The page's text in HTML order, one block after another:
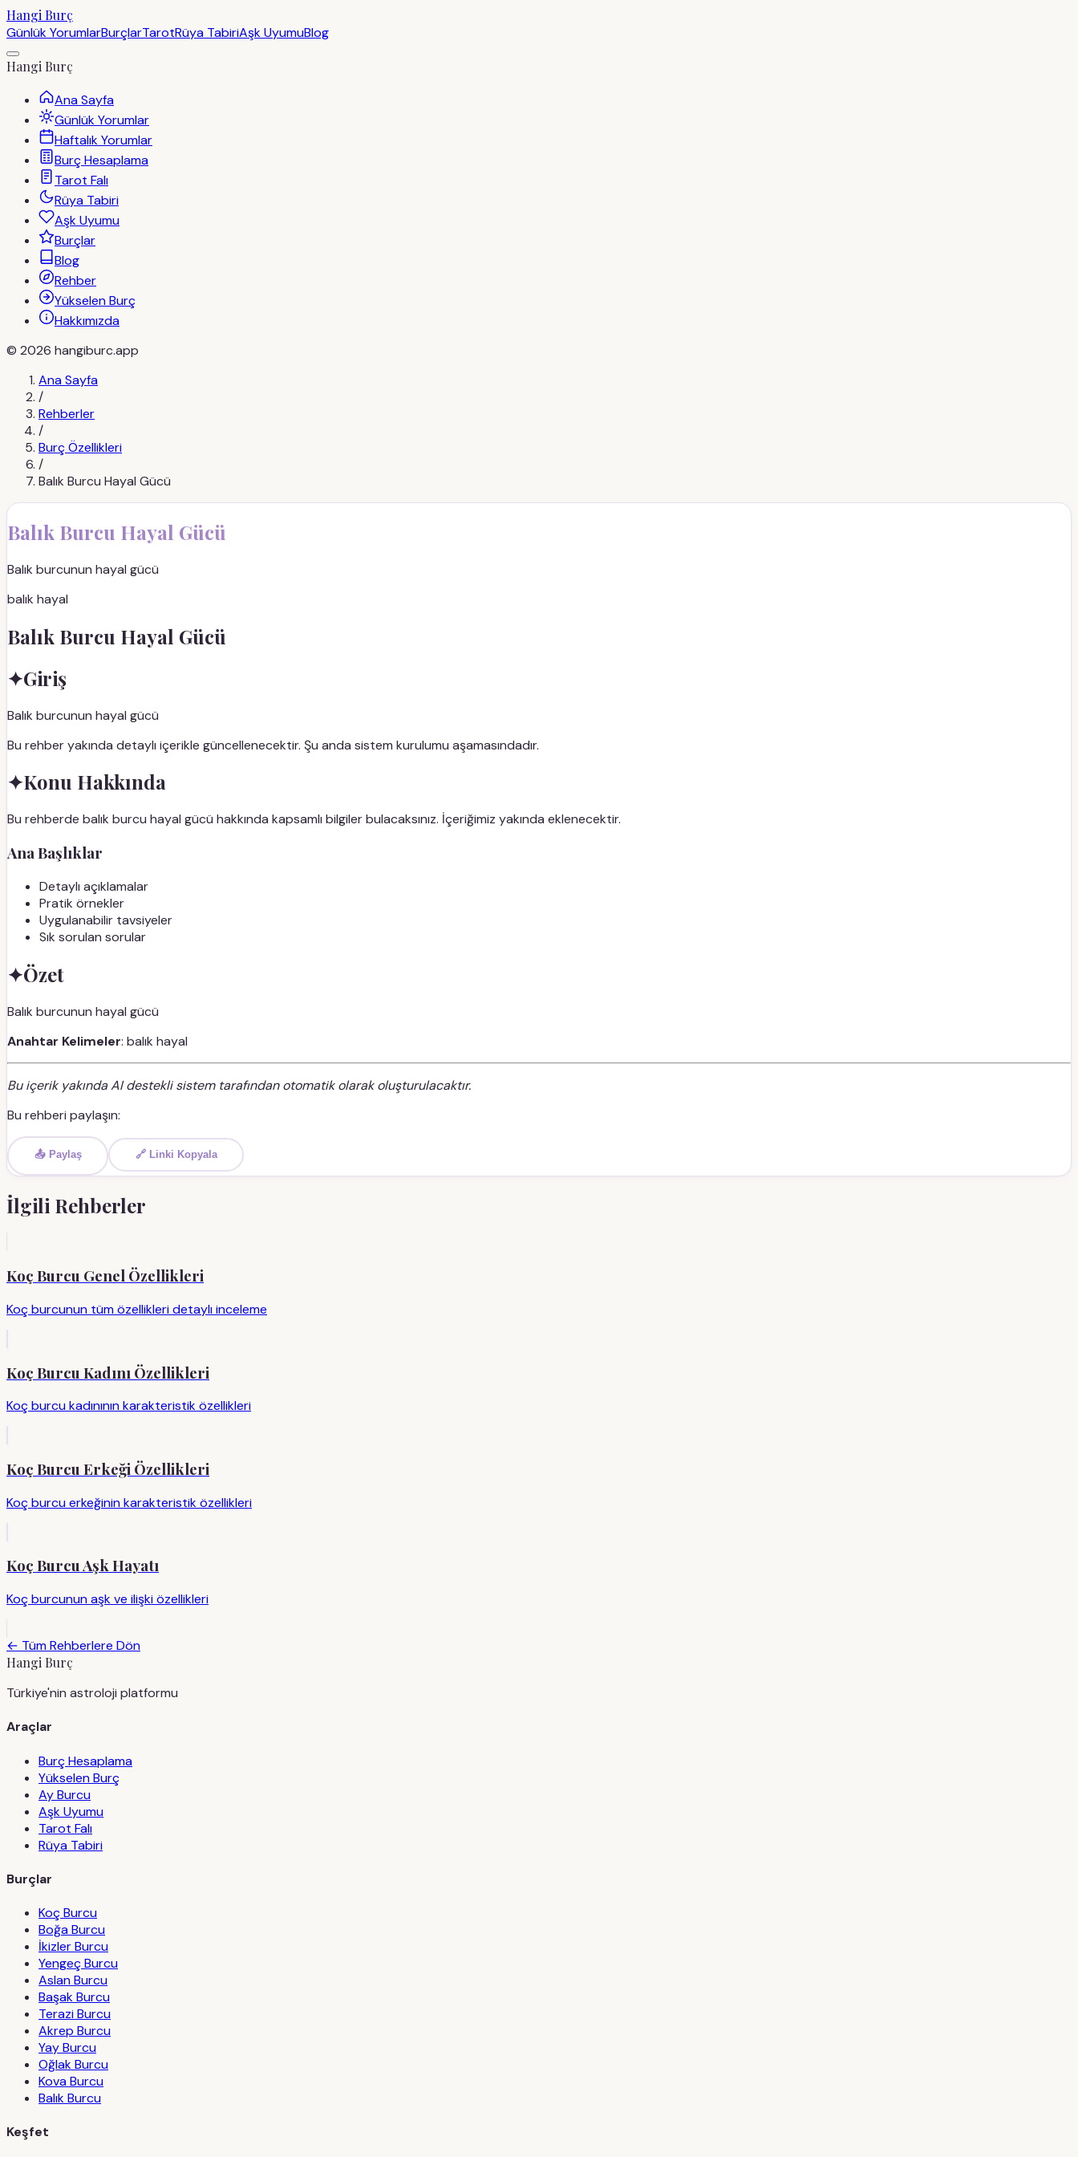
Hangi Burç
Günlük YorumlarBurçlarTarotRüya TabiriAşk UyumuBlog
Hangi Burç
Ana Sayfa
Günlük Yorumlar
Haftalık Yorumlar
Burç Hesaplama
Tarot Falı
Rüya Tabiri
Aşk Uyumu
Burçlar
Blog
Rehber
Yükselen Burç
Hakkımızda
© 2026 hangiburc.app
Ana Sayfa
/
Rehberler
/
Burç Özellikleri
/
Balık Burcu Hayal Gücü
Balık Burcu Hayal Gücü
Balık burcunun hayal gücü
balık hayal
Balık Burcu Hayal Gücü
✦Giriş
Balık burcunun hayal gücü
Bu rehber yakında detaylı içerikle güncellenecektir. Şu anda sistem kurulumu aşamasındadır.
✦Konu Hakkında
Bu rehberde balık burcu hayal gücü hakkında kapsamlı bilgiler bulacaksınız. İçeriğimiz yakında eklenecektir.
Ana Başlıklar
Detaylı açıklamalar
Pratik örnekler
Uygulanabilir tavsiyeler
Sık sorulan sorular
✦Özet
Balık burcunun hayal gücü
Anahtar Kelimeler: balık hayal
Bu içerik yakında AI destekli sistem tarafından otomatik olarak oluşturulacaktır.
Bu rehberi paylaşın:
📤 Paylaş 🔗 Linki Kopyala
İlgili Rehberler
Koç Burcu Genel Özellikleri
Koç burcunun tüm özellikleri detaylı inceleme
Koç Burcu Kadını Özellikleri
Koç burcu kadınının karakteristik özellikleri
Koç Burcu Erkeği Özellikleri
Koç burcu erkeğinin karakteristik özellikleri
Koç Burcu Aşk Hayatı
Koç burcunun aşk ve ilişki özellikleri
← Tüm Rehberlere Dön
Hangi Burç
Türkiye'nin astroloji platformu
Araçlar
Burç Hesaplama
Yükselen Burç
Ay Burcu
Aşk Uyumu
Tarot Falı
Rüya Tabiri
Burçlar
Koç Burcu
Boğa Burcu
İkizler Burcu
Yengeç Burcu
Aslan Burcu
Başak Burcu
Terazi Burcu
Akrep Burcu
Yay Burcu
Oğlak Burcu
Kova Burcu
Balık Burcu
Keşfet